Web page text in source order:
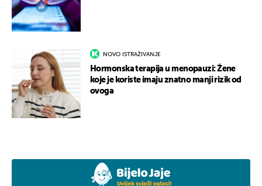
NOVO ISTRAŽIVANJE
Hormonska terapija u menopauzi: Žene
koje je koriste imaju znatno manji rizik od
ovoga